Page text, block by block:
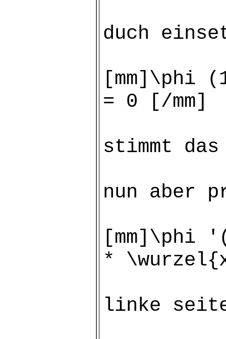
duch
[mm]\phi
= 0 [/mm]
stimmt
nun aber
[mm]\phi
*
linke